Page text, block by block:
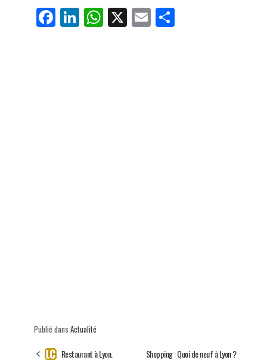
Fa
ce
Li
nk
W
ha
X E
m
Pa
Publié dans Actualité
Restaurant à Lyon.
Shopping : Quoi de neuf à Lyon ?